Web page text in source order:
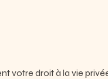
votre droit à la vie